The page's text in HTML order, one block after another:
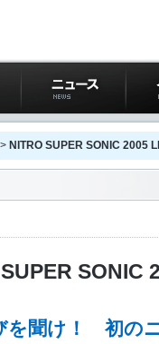
ニュース イベ
> NITRO SUPER SONIC 2005
SONIC
を聞け！ 初の